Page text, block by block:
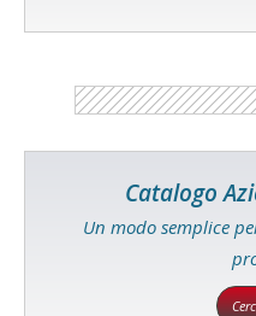
Catalogo
Un modo semplice